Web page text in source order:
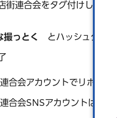
街連合会をタグ付けしてく
撮っとく とハッシュタグ
合会アカウントでリポスト
合会SNSアカウントはこち